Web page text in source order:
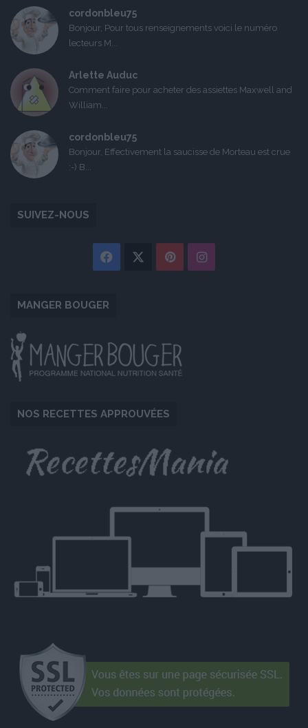
cordonbleu75
Bonjour, Pour tous renseignements voici le numéro
lecteurs M...
Arlette Auduc
Comment faire pour acheter des assiettes Maxwell and
William...
cordonbleu75
Bonjour, Effectivement la saucisse de Morteau est crue
:-) B...
SUIVEZ-NOUS
Facebook PinterestInstagram
MANGER BOUGER
NOS RECETTES APPROUVÉES